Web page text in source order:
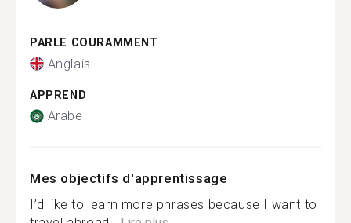
PARLE COURAMMENT
Anglais
APPREND
Arabe
Mes objectifs d'apprentissage
I’d like to learn more phrases because I want to